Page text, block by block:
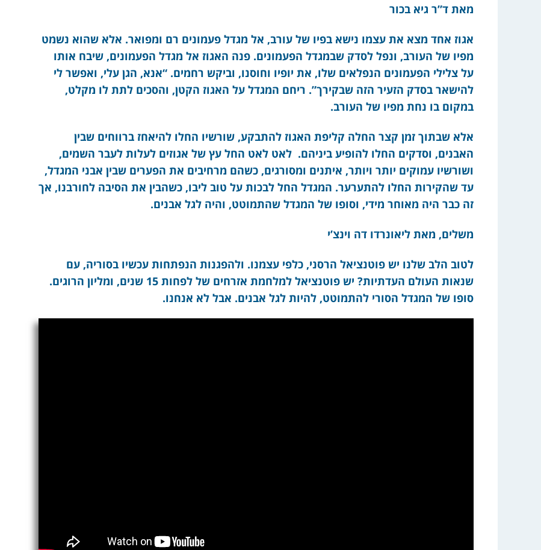
מאת ד”ר גיא בכור
אגוז אחד מצא את עצמו נישא בפיו של עורב, אל מגדל פעמונים רם ומפואר. אלא שהוא נשמט
מפיו של העורב, ונפל לסדק שבמגדל הפעמונים. פנה האגוז אל מגדל הפעמונים, שיבח אותו
על צלילי הפעמונים הנפלאים שלו, את יופיו וחוסנו, וביקש רחמים. “אנא, הגן עלי, ואפשר לי
להישאר בסדק הזעיר הזה שבקירך”. ריחם המגדל על האגוז הקטן, והסכים לתת לו מקלט,
במקום בו נחת מפיו של העורב.
אלא שבתוך זמן קצר החלה קליפת האגוז להתבקע, שורשיו החלו להיאחז ברווחים שבין
האבנים, וסדקים החלו להופיע ביניהם. לאט לאט החל עץ של אגוזים לעלות לעבר השמים,
ושורשיו עמוקים יותר ויותר, איתנים ומסורגים, כשהם מרחיבים את הפערים שבין אבני המגדל,
עד שהקירות החלו להתערער. המגדל החל לבכות על טוב ליבו, כשהבין את הסיבה לחורבנו, אך
זה כבר היה מאוחר מידי, וסופו של המגדל שהתמוטט, והיה לגל אבנים.
משלים, מאת ליאונרדו דה וינצ’י
לטוב הלב שלנו יש פוטנציאל הרסני, כלפי עצמנו. ולהפגנות הנפתחות עכשיו בסוריה, עם
שנאות העולם העדתיות? יש פוטנציאל למלחמת אזרחים של לפחות 15 שנים, ומליון הרוגים.
סופו של המגדל הסורי להתמוטט, להיות לגל אבנים. אבל לא אנחנו.